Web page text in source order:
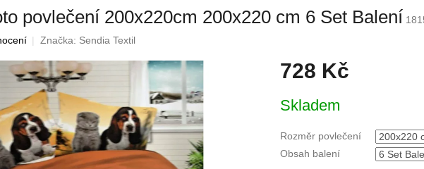
povlečení 200x220cm 200x220 cm 6 Set Balení
Značka: Sendia Textil
728 Kč
cena:
Skladem
Rozměr povlečení
Obsah balení